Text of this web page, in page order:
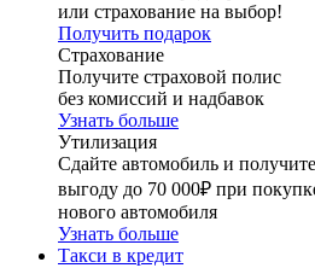
или страхование на выбор!
Получить подарок
Страхование
Получите страховой полис
без комиссий и надбавок
Узнать больше
Утилизация
Сдайте автомобиль и получите
выгоду до 70 000₽ при
нового автомобиля
Узнать больше
Такси в кредит